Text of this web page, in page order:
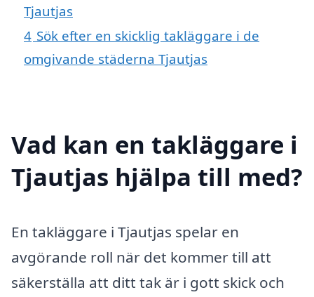
Tjautjas
4 Sök efter en skicklig takläggare i de
omgivande städerna Tjautjas
Vad kan en takläggare i
Tjautjas hjälpa till med?
En takläggare i Tjautjas spelar en
avgörande roll när det kommer till att
säkerställa att ditt tak är i gott skick och